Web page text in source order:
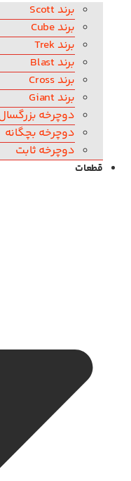
برند Scott
برند Cube
برند Trek
برند Blast
برند Cross
برند Giant
دوچرخه بزرگسال
دوچرخه بچگانه
دوچرخه ثابت
قطعات